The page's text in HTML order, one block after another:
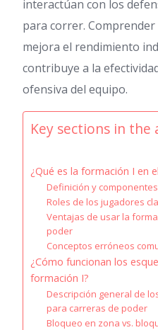
interactúan con los
para correr.
mejora el rendimiento
contribuye a la
ofensiva del equipo.
Key sections in the
¿Qué es la formación I en
Definición y
Roles de los jugadores
Ventajas de usar la
poder
Conceptos erróneos
¿Cómo funcionan los
formación I?
Descripción general de
para carreras de poder
Bloqueo en zona vs.